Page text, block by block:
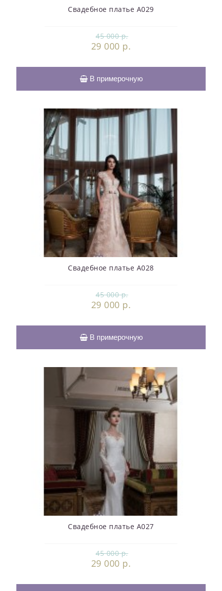
Свадебное платье А029
45 000 р.
29 000 р.
В примерочную
Свадебное платье А028
45 000 р.
29 000 р.
В примерочную
Свадебное платье А027
45 000 р.
29 000 р.